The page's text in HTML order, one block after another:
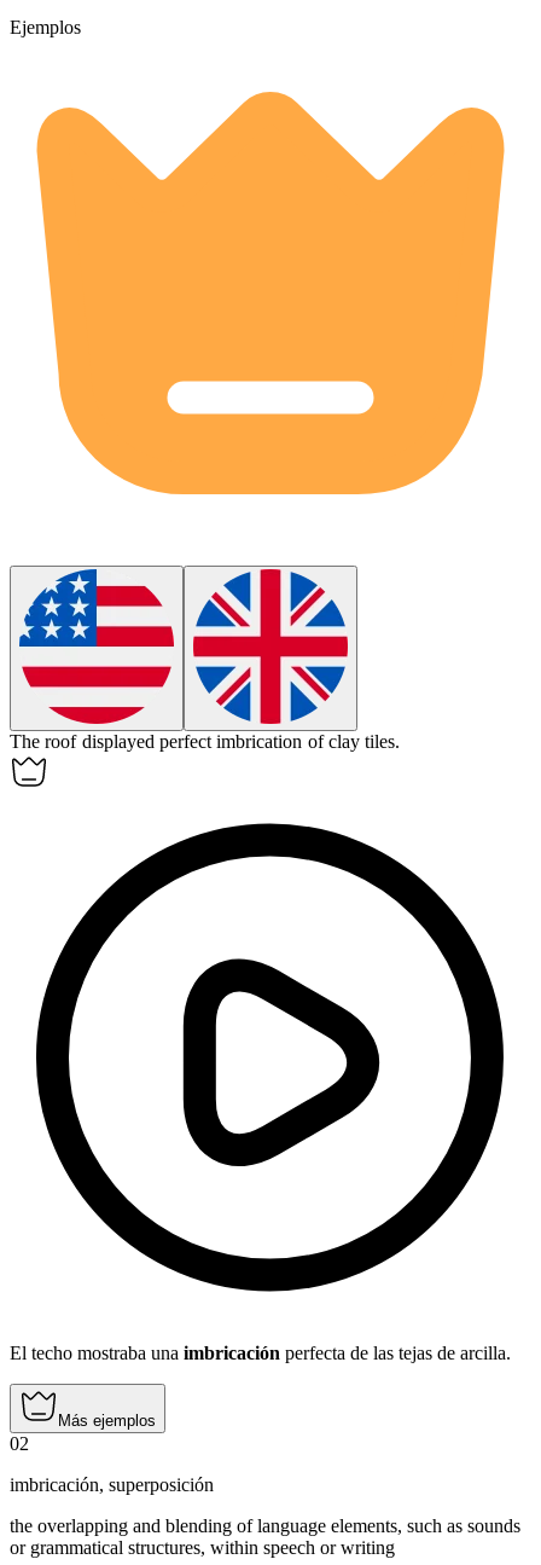
Ejemplos
The roof displayed perfectimbrication of clay tiles.
El techo mostraba una imbricación perfecta de las tejas de arcilla.
Más ejemplos
02
imbricación, superposición
the overlapping and blending of language elements, such as sounds
or grammatical structures, within speech or writing